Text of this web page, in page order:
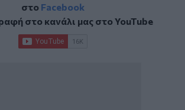
στο Facebook
στο κανάλι μας στοYouTube